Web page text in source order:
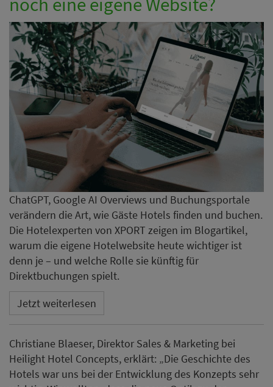
ChatGPT, Google AI Overviews und Buchungsportale
verändern die Art, wie Gäste Hotels finden und buchen.
Die Hotelexperten von XPORT zeigen im Blogartikel,
warum die eigene Hotelwebsite heute wichtiger ist
denn je – und welche Rolle sie künftig für
Direktbuchungen spielt.
Jetzt weiterlesen
Christiane Blaeser, Direktor Sales & Marketing bei
Heilight Hotel Concepts, erklärt: „Die Geschichte des
Hotels war uns bei der Entwicklung des Konzepts sehr
wichtig. Wir wollten, dass die neue Optik zu der
Vergangenheit des Hauses passt. Daher haben wir uns
für ein Design im Retro-Art-Déco-Stil entschieden.“
Bei der Neugestaltung setzte Holger Weddige, Creative
Leuchtmotive, eine neues Wanddesign sowie auf neue
Lichtobjekte. Auch überarbeitete das Team
sich die Neusser Firma etwas Besonderes einfallen:
Dekorationen in Form von stilisierten Bäumen machen
den Raum nun zum Hingucker.